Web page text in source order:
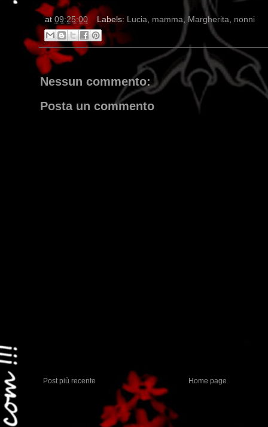
at 09:25:00 Labels: Lucia, mamma, Margherita, nonni
Nessun commento:
Posta un commento
Post più recente Home page